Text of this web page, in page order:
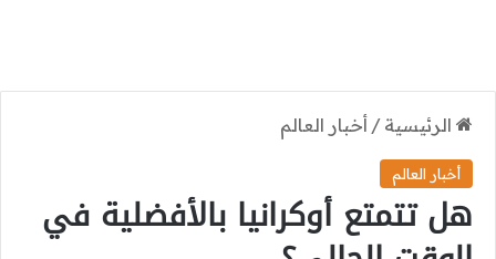
الرئيسية / أخبار العالم
أخبار العالم
هل تتمتع أوكرانيا بالأفضلية في